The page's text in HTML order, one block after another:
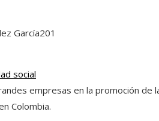
García201
social
empresas en la promoción de
Colombia.